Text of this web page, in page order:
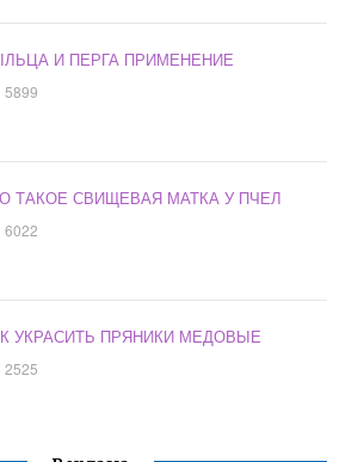
И ПЕРГА ПРИМЕНЕНИЕ
5899
ТАКОЕ СВИЩЕВАЯ МАТКА У ПЧЕЛ
6022
УКРАСИТЬ ПРЯНИКИ МЕДОВЫЕ
2525